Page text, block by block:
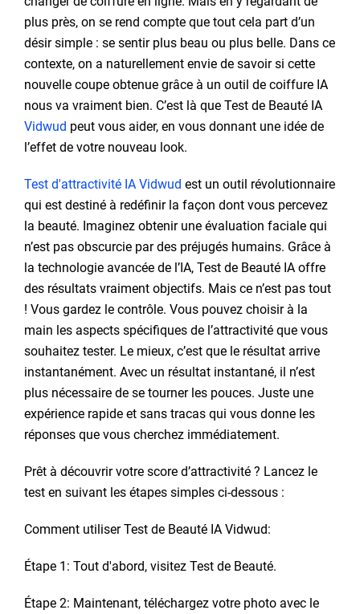
plus près, on se rend compte que tout cela part d’un
désir simple : se sentir plus beau ou plus belle. Dans ce
contexte, on a naturellement envie de savoir si cette
nouvelle coupe obtenue grâce à un outil de coiffure IA
nous va vraiment bien. C’est là que Test de Beauté IA
Vidwud peut vous aider, en vous donnant une idée de
l’effet de votre nouveau look.
Test d'attractivité IA Vidwud est un outil révolutionnaire
qui est destiné à redéfinir la façon dont vous percevez
la beauté. Imaginez obtenir une évaluation faciale qui
n’est pas obscurcie par des préjugés humains. Grâce à
la technologie avancée de l’IA, Test de Beauté IA offre
des résultats vraiment objectifs. Mais ce n’est pas tout
! Vous gardez le contrôle. Vous pouvez choisir à la
main les aspects spécifiques de l’attractivité que vous
souhaitez tester. Le mieux, c’est que le résultat arrive
instantanément. Avec un résultat instantané, il n’est
plus nécessaire de se tourner les pouces. Juste une
expérience rapide et sans tracas qui vous donne les
réponses que vous cherchez immédiatement.
Prêt à découvrir votre score d’attractivité ? Lancez le
test en suivant les étapes simples ci-dessous :
Comment utiliser Test de Beauté IA Vidwud:
Étape 1: Tout d'abord, visitez Test de Beauté.
Étape 2: Maintenant, téléchargez votre photo avec le